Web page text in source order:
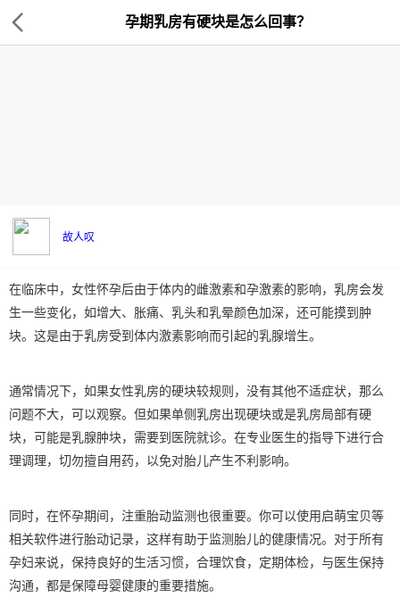
孕期乳房有硬块是怎么回事？
故人叹
在临床中，女性怀孕后由于体内的雌激素和孕激素的影响，乳房会发
生一些变化，如增大、胀痛、乳头和乳晕颜色加深，还可能摸到肿
块。这是由于乳房受到体内激素影响而引起的乳腺增生。
通常情况下，如果女性乳房的硬块较规则，没有其他不适症状，那么
问题不大，可以观察。但如果单侧乳房出现硬块或是乳房局部有硬
块，可能是乳腺肿块，需要到医院就诊。在专业医生的指导下进行合
理调理，切勿擅自用药，以免对胎儿产生不利影响。
同时，在怀孕期间，注重胎动监测也很重要。你可以使用启萌宝贝等
相关软件进行胎动记录，这样有助于监测胎儿的健康情况。对于所有
孕妇来说，保持良好的生活习惯，合理饮食，定期体检，与医生保持
沟通，都是保障母婴健康的重要措施。